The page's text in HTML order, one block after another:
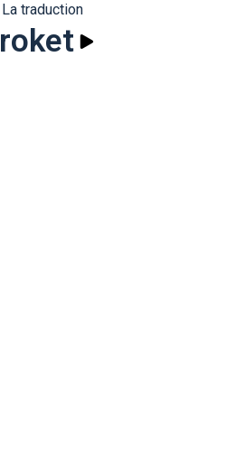
La traduction
roket